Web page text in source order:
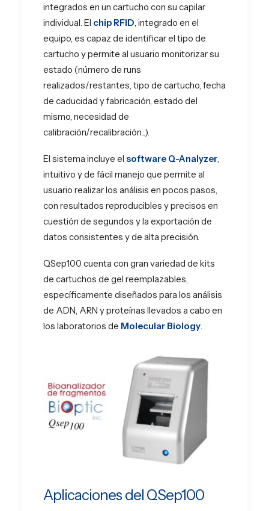
integrados en un cartucho con su capilar
individual. El chip RFID , integrado en el
equipo, es capaz de identificar el tipo de
cartucho y permite al usuario monitorizar su
estado (número de runs
realizados/restantes, tipo de cartucho, fecha
de caducidad y fabricación, estado del
mismo, necesidad de
calibración/recalibración...).
El sistema incluye el software Q-Analyzer
intuitivo y de fácil manejo que permite al
usuario realizar los análisis en pocos pasos,
con resultados reproducibles y precisos en
cuestión de segundos y la exportación de
datos consistentes y de alta precisión.
QSep100 cuenta con gran variedad de kits
de cartuchos de gel reemplazables,
específicamente diseñados para los análisis
de ADN, ARN y proteínas llevados a cabo en
los laboratorios de Molecular Biology
Aplicaciones del QSep100